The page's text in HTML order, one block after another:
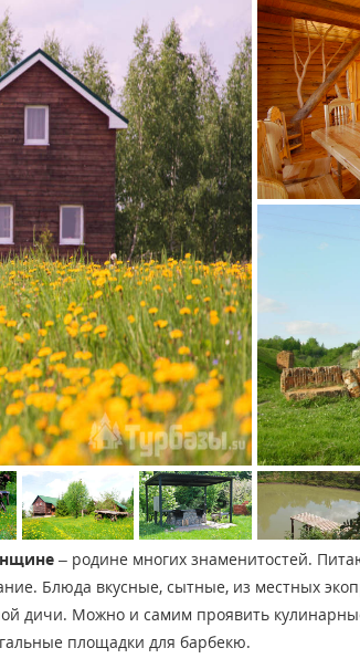
– родине многих знаменитостей.
Блюда вкусные, сытные, из местных
дичи. Можно и самим проявить
площадки для барбекю.